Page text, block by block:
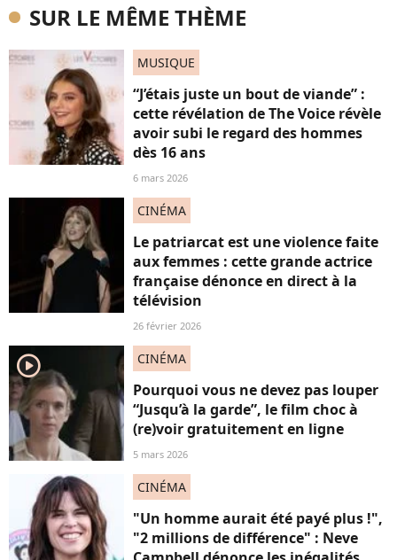
SUR LE MÊME THÈME
MUSIQUE
“J’étais juste un bout de viande” :
cette révélation de The Voice révèle
avoir subi le regard des hommes
dès 16 ans
6 mars 2026
CINÉMA
Le patriarcat est une violence faite
aux femmes : cette grande actrice
française dénonce en direct à la
télévision
26 février 2026
player2 CINÉMA
Pourquoi vous ne devez pas louper
“Jusqu’à la garde”, le film choc à
(re)voir gratuitement en ligne
5 mars 2026
CINÉMA
"Un homme aurait été payé plus !",
"2 millions de différence" : Neve